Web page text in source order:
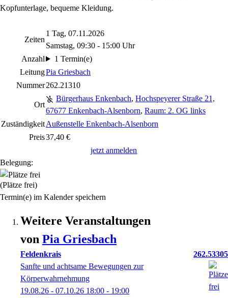
Kopfunterlage, bequeme Kleidung.
Zeiten
1 Tag, 07.11.2026
Samstag, 09:30 - 15:00 Uhr
Anzahl
1 Termin(e)
LeitungPia Griesbach
Nummer262.21310
Ort
Bürgerhaus Enkenbach, Hochspeyerer Straße 21,
67677 Enkenbach-Alsenborn, Raum: 2. OG links
ZuständigkeitAußenstelle Enkenbach-Alsenborn
Preis37,40 €
jetzt anmelden
Belegung:
(Plätze frei)
Termin(e) im Kalender speichern
Weitere Veranstaltungen
von Pia Griesbach
Feldenkrais
262.53305
Sanfte und achtsame Bewegungen zur
Körperwahrnehmung
19.08.26 - 07.10.26 18:00 - 19:00